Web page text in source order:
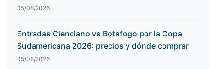
05/08/2026
Entradas Cienciano vs Botafogo por la Copa
Sudamericana 2026: precios y dónde comprar
05/08/2026